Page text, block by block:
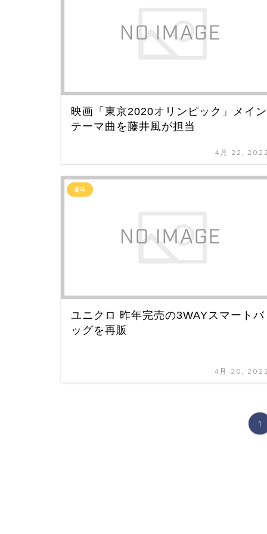
映画「東京2020オリンピック」メイン
テーマ曲を藤井風が担当
4月 22,
趣味
ユニクロ 昨年完売の3WAYスマートバ
ッグを再販
4月 20,
1